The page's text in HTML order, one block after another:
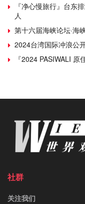
『净心慢旅行』台东
人
第十六届海峡论坛·海
2024台湾国际冲浪公
『2024 PASIWALI
社群
关注我们